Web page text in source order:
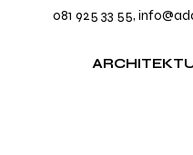
081 925 33 55,